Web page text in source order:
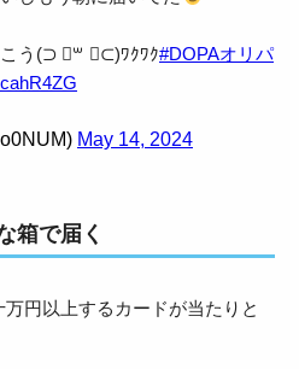
こう(⊃ ॑꒳ ॑⊂)ﾜｸﾜｸ#DOPAオリパ
May 14, 2024
箱で届く
円以上するカードが当たりと